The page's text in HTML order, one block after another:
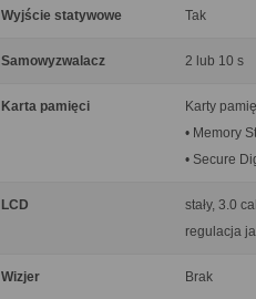
Wyjście statywowe Tak
Samowyzwalacz 2 lub 10 s
Karta pamięci
Karty
• Memory
• Secure
LCD
stały, 3.0
regulacja
Wizjer Brak